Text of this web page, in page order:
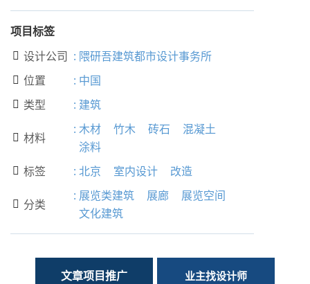
项目标签
 设计公司 : 隈研吾建筑都市设计事务所
 位置 : 中国
 类型 : 建筑
 材料
: 木材 竹木 砖石
混凝土
涂料
 标签 : 北京 室内设计 改造
 分类
: 展览类建筑 展廊
展览空间
文化建筑
文章项目推广 业主找设计师